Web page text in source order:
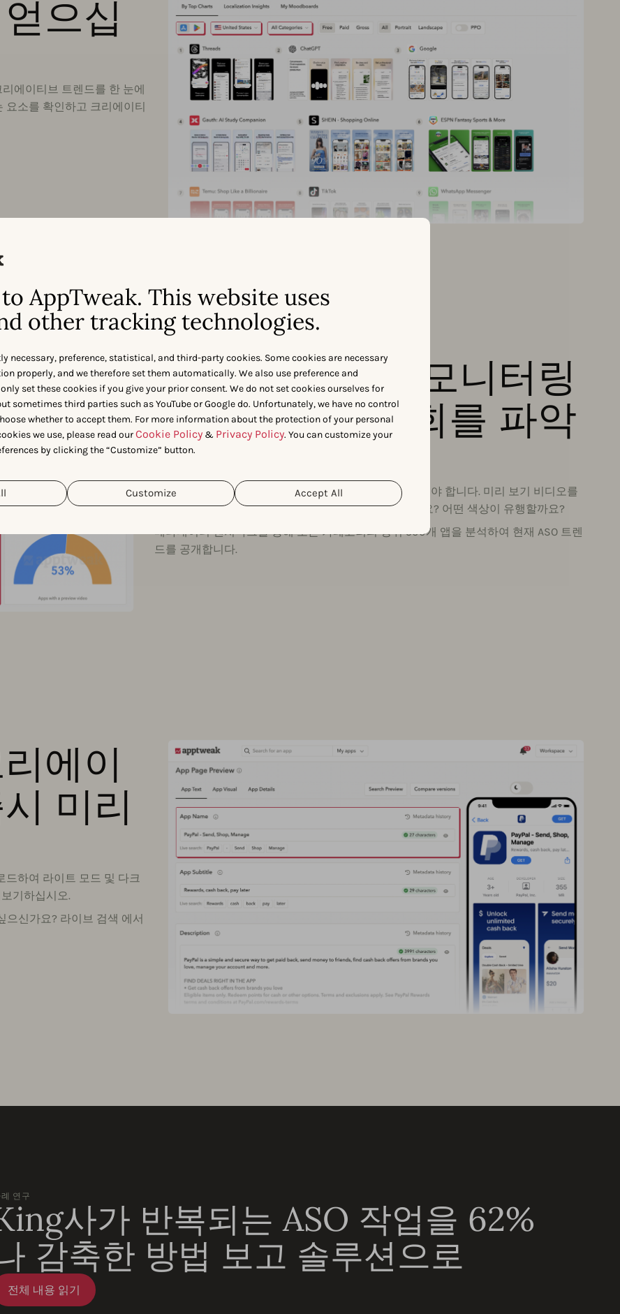
AppTweak. This website uses
other tracking technologies.
necessary, preference, statistical, and third-party cookies. Some cookies are necessary
properly, and we therefore set them automatically. We also use preference and
set these cookies if you give your prior consent. We do not set cookies ourselves for
sometimes third parties such as YouTube or Google do. Unfortunately, we have no control
whether to accept them. For more information about the protection of your personal
we use, please read ourCookie Policy & Privacy Policy. You can customize your
by clicking the “Customize” button.
Customize Accept All
으십
에이티브 트렌드를 한 눈에
소를 확인하고 크리에이티
경쟁 앱 전략을 모니터링
하고 새로운 기회를 파악
하십시오
강력한 앱 스토어 리스팅을 구축하려면 많은 결정을 내려야 합니다. 미리 보기 비디오를
추가해야 하나요? 스크린샷을 세로 또는 가로로 찍을까요? 어떤 색상이 유행할까요?
메타데이터 벤치마크를 통해 모든 카테고리의 상위 500개 앱을 분석하여 현재 ASO 트렌
드를 공개합니다.
에이
미리
하여 라이트 모드 및 다크
기하십시오.
으신가요? 라이브 검색 에서
례 연구
사가 반복되는 ASO 작업을 62%
감축한 방법 보고 솔루션으로
전체 내용 읽기